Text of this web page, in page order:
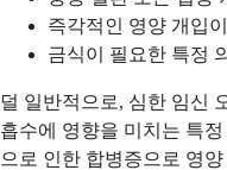
즉각적인 영양 개입
금식이 필요한 특정
덜 일반적으로, 심한 임신
흡수에 영향을 미치는 특
으로 인한 합병증으로 영